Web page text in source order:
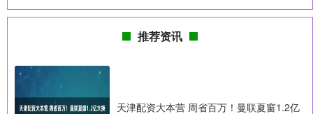
推荐资讯
天津配资大本营 周省百万！曼联夏窗1.2亿